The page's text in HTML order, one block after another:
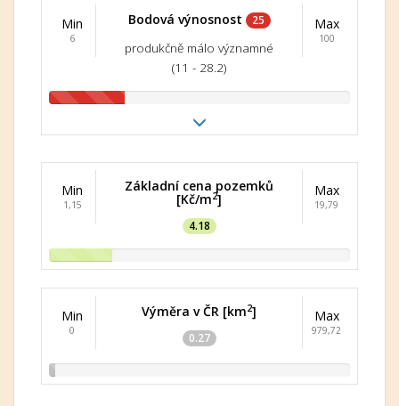
Min
6
Bodová výnosnost 25
produkčně málo významné
(11 - 28.2)
Max
100
Min
1,15
Základní cena pozemků
[Kč/m2]
4.18
Max
19,79
Min
0
Výměra v ČR [km2]
0.27
Max
979,72